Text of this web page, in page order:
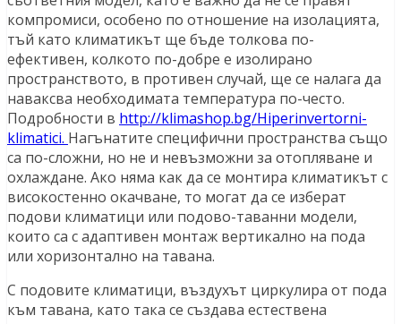
компромиси, особено по отношение на изолацията,
тъй като климатикът ще бъде толкова по-
ефективен, колкото по-добре е изолирано
пространството, в противен случай, ще се налага да
наваксва необходимата температура по-често.
Подробности в http://klimashop.bg/Hiperinvertorni-
klimatici. Нагънатите специфични пространства също
са по-сложни, но не и невъзможни за отопляване и
охлаждане. Ако няма как да се монтира климатикът с
високостенно окачване, то могат да се изберат
подови климатици или подово-таванни модели,
които са с адаптивен монтаж вертикално на пода
или хоризонтално на тавана.
С подовите климатици, въздухът циркулира от пода
към тавана, като така се създава естествена